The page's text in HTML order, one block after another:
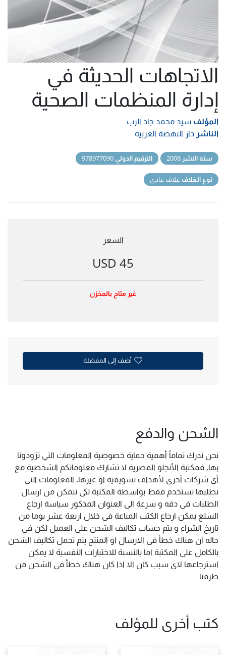
الاتجاهات الحديثة في
إدارة المنظمات الصحية
المؤلف سيد محمد جاد الرب
الناشر دار النهضة العربية
سنة النشر الترقيم الدولي
نوع الغلاف غلاف عادي
السعر
45 USD
غير متاح بالمخزن
أضف إلى المفضلة
الشحن والدفع
نحن ندرك تماماً أهمية حماية خصوصية المعلومات التي تزودونا
بها, فمكتبة الأنجلو المصرية لا تشارك معلوماتكم الشخصية مع
أي شركات أخرى لأهداف تسويقية او غيرها. المعلومات التي
نطلبها تستخدم فقط بواسطة المكتبة لكى نتمكن من ارسال
الطلبات فى دقه و سرعة الى العنوان المذكور سياسة ارجاع
السلع يمكن ارجاع الكتب المباعة فى خلال اربعة عشر يوما من
تاريخ الشراء و يتم حساب تكاليف الشحن على العميل لكن فى
حاله ان هناك خطأ فى الارسال او المنتج يتم تحمل تكاليف الشحن
بالكامل على المكتبة اما بالنسبة للاختبارات النفسية لا يمكن
استرجاعها لاى سبب كان الا اذا كان هناك خطأ فى الشحن من
طرفنا
كتب أخرى للمؤلف